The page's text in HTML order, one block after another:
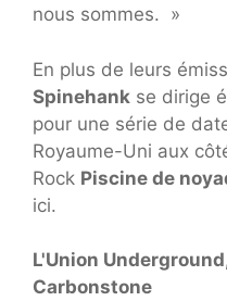
nous sommes. »
En plus de leurs
Spinehank se dirige
pour une série de
Royaume-Uni aux
Rock Piscine de
ici.
L'Union
Carbonstone